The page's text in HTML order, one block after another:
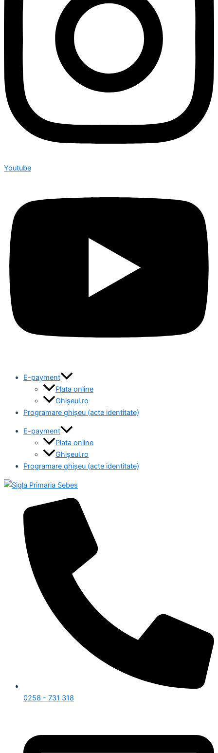
Youtube
E-payment
Plata online
Ghișeul.ro
Programare ghișeu (acte identitate)
E-payment
Plata online
Ghișeul.ro
Programare ghișeu (acte identitate)
0258 - 731 318